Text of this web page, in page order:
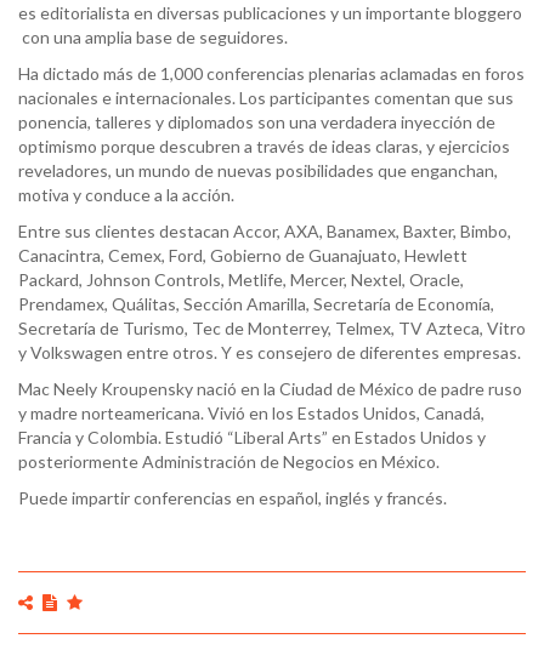
es editorialista en diversas publicaciones y un importante bloggero
con una amplia base de seguidores.
Ha dictado más de 1,000 conferencias plenarias aclamadas en foros
nacionales e internacionales. Los participantes comentan que sus
ponencia, talleres y diplomados son una verdadera inyección de
optimismo porque descubren a través de ideas claras, y ejercicios
reveladores, un mundo de nuevas posibilidades que enganchan,
motiva y conduce a la acción.
Entre sus clientes destacan Accor, AXA, Banamex, Baxter, Bimbo,
Canacintra, Cemex, Ford, Gobierno de Guanajuato, Hewlett
Packard, Johnson Controls, Metlife, Mercer, Nextel, Oracle,
Prendamex, Quálitas, Sección Amarilla, Secretaría de Economía,
Secretaría de Turismo, Tec de Monterrey, Telmex, TV Azteca, Vitro
y Volkswagen entre otros. Y es consejero de diferentes empresas.
Mac Neely Kroupensky nació en la Ciudad de México de padre ruso
y madre norteamericana. Vivió en los Estados Unidos, Canadá,
Francia y Colombia. Estudió “Liberal Arts” en Estados Unidos y
posteriormente Administración de Negocios en México.
Puede impartir conferencias en español, inglés y francés.